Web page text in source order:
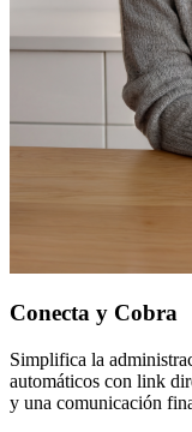
Conecta y Cobra
Simplifica la
automáticos con link
y una comunicación